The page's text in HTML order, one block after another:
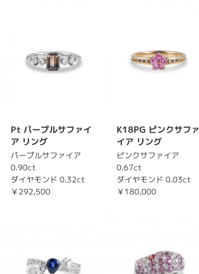
Pt パープルサファイ
ア リング
パープルサファイア
0.90ct
ダイヤモンド 0.32ct
￥292,500
K18PG ピンクサファ
イア リング
ピンクサファイア
0.67ct
ダイヤモンド 0.03ct
￥180,000